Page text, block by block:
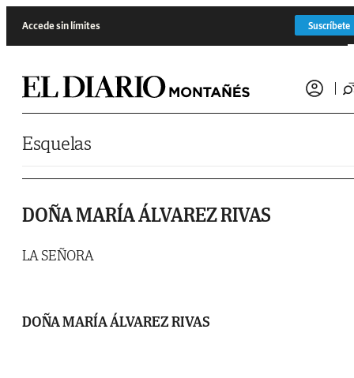
Accede sin límites Suscríbete
Esquelas
DOÑA MARÍA ÁLVAREZ RIVAS
LA SEÑORA
DOÑA MARÍA ÁLVAREZ RIVAS